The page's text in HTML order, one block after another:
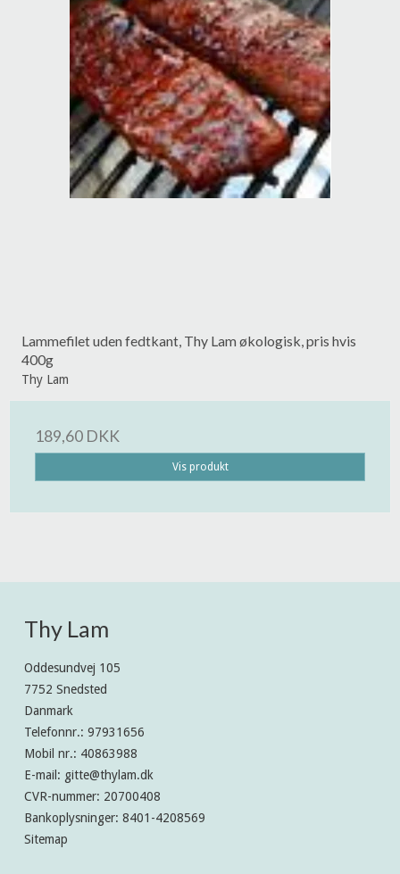
Lammefilet uden fedtkant, Thy Lam økologisk, pris hvis
400g
Thy Lam
189,60 DKK
Vis produkt
Thy Lam
Oddesundvej 105
7752 Snedsted
Danmark
Telefonnr.: 97931656
Mobil nr.: 40863988
E-mail : gitte@thylam.dk
CVR-nummer: 20700408
Bankoplysninger: 8401-4208569
Sitemap